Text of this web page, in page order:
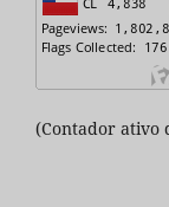
(Contador ativo